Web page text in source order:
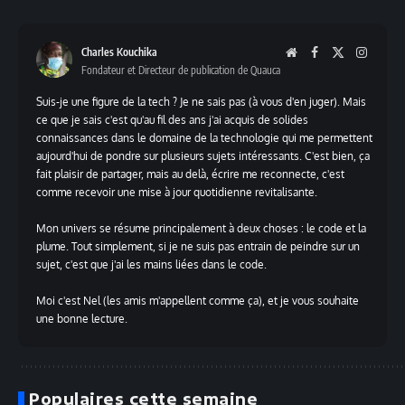
Charles Kouchika WebsiteFacebook
Fondateur et Directeur de publication de Quauca
Suis-je une figure de la tech ? Je ne sais pas (à vous d'en juger). Mais
ce que je sais c'est qu'au fil des ans j'ai acquis de solides
connaissances dans le domaine de la technologie qui me permettent
aujourd'hui de pondre sur plusieurs sujets intéressants. C'est bien, ça
fait plaisir de partager, mais au delà, écrire me reconnecte, c'est
comme recevoir une mise à jour quotidienne revitalisante.
Mon univers se résume principalement à deux choses : le code et la
plume. Tout simplement, si je ne suis pas entrain de peindre sur un
sujet, c'est que j'ai les mains liées dans le code.
Moi c'est Nel (les amis m'appellent comme ça), et je vous souhaite
une bonne lecture.
Populaires cette semaine